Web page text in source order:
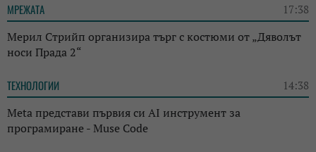
МРЕЖАТА 17:38
Мерил Стрийп организира търг с костюми от „Дяволът
носи Прада 2“
ТЕХНОЛОГИИ 14:38
Meta представи първия си AI инструмент за
програмиране - Muse Code